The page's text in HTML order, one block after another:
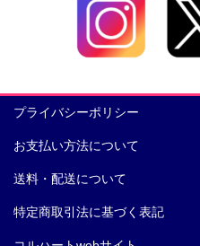
プライバシーポリシー
お支払い方法について
送料・配送について
特定商取引法に基づく表記